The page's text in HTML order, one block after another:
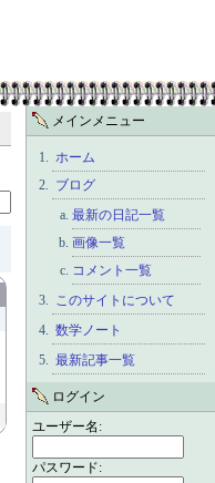
メインメニュー
ホーム
ブログ
最新の日記一覧
画像一覧
コメント一覧
このサイトについて
数学ノート
最新記事一覧
ログイン
ユーザー名:
パスワード: